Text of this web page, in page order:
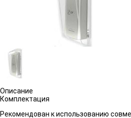
Описание
Комплектация
Рекомендован к использованию